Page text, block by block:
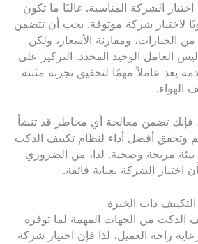
الشركة المناسبة. غالبًا ما تكون
لاختيار شركة موثوقة. يجب أن تتضمن
الخيارات، ومقارنة الأسعار، ولكن
العامل الوحيد المحدد. التركيز على
يعد عاملاً مهمًا لتحقيق تجربة مثبتة
الهواء.
فإنك تضمن معالجة أي مخاطر قد تنشأ
وتحقق أفضل أداء لنظام تكييف الدكت
مريحة وصحية. لذا، من الضروري
اختيار الشركة بعناية فائقة.
ذات الخبرة
الدكت من الجهات المهمة لما توفره
راحة العميل، لذا فإن اختيار شركة